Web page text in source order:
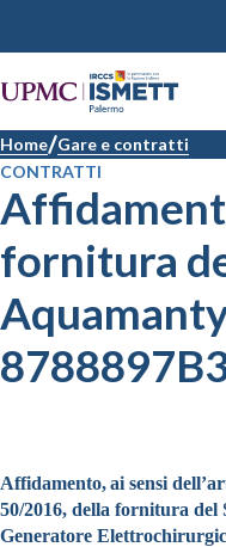
Home Gare e contratti
CONTRATTI
fornitura
Affidamento,ai sensi
50/2016, della fornitura del
Generatore